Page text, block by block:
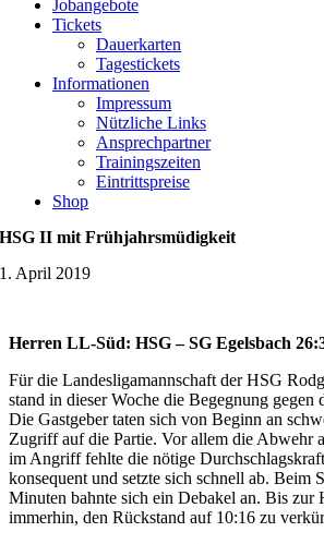
Jobangebote
Tickets
Dauerkarten
Tagestickets
Informationen
Impressum
Nützliche Links
Ansprechpartner
Trainingszeiten
Eintrittspreise
Shop
HSG II mit Frühjahrsmüdigkeit
1. April 2019
Herren LL-Süd: HSG – SG Egelsbach
Für die Landesligamannschaft der HSG
stand in dieser Woche die Begegnung gegen
Die Gastgeber taten sich von Beginn an
Zugriff auf die Partie. Vor allem die Abwehr
im Angriff fehlte die nötige
konsequent und setzte sich schnell ab. Beim
Minuten bahnte sich ein Debakel an. Bis zur
immerhin, den Rückstand auf 10:16 zu